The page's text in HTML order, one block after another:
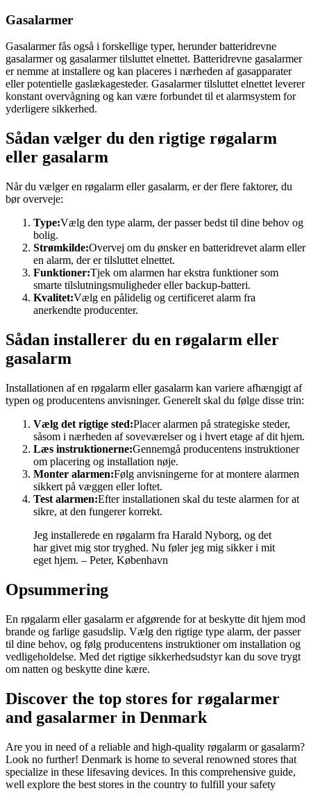
Gasalarmer
Gasalarmer fås også i forskellige typer, herunder batteridrevne
gasalarmer og gasalarmer tilsluttet elnettet. Batteridrevne gasalarmer
er nemme at installere og kan placeres i nærheden af gasapparater
eller potentielle gaslækagesteder. Gasalarmer tilsluttet elnettet leverer
konstant overvågning og kan være forbundet til et alarmsystem for
yderligere sikkerhed.
Sådan vælger du den rigtige røgalarm
eller gasalarm
Når du vælger en røgalarm eller gasalarm, er der flere faktorer, du
bør overveje:
Type:Vælg den type alarm, der passer bedst til dine behov og
bolig.
Strømkilde:Overvej om du ønsker en batteridrevet alarm eller
en alarm, der er tilsluttet elnettet.
Funktioner:Tjek om alarmen har ekstra funktioner som
smarte tilslutningsmuligheder eller backup-batteri.
Kvalitet:Vælg en pålidelig og certificeret alarm fra
anerkendte producenter.
Sådan installerer du en røgalarm eller
gasalarm
Installationen af en røgalarm eller gasalarm kan variere afhængigt af
typen og producentens anvisninger. Generelt skal du følge disse trin:
Vælg det rigtige sted:Placer alarmen på strategiske steder,
såsom i nærheden af soveværelser og i hvert etage af dit hjem.
Læs instruktionerne:Gennemgå producentens instruktioner
om placering og installation nøje.
Monter alarmen:Følg anvisningerne for at montere alarmen
sikkert på væggen eller loftet.
Test alarmen:Efter installationen skal du teste alarmen for at
sikre, at den fungerer korrekt.
Jeg installerede en røgalarm fra Harald Nyborg, og det
har givet mig stor tryghed. Nu føler jeg mig sikker i mit
eget hjem. – Peter, København
Opsummering
En røgalarm eller gasalarm er afgørende for at beskytte dit hjem mod
brande og farlige gasudslip. Vælg den rigtige type alarm, der passer
til dine behov, og følg producentens instruktioner om installation og
vedligeholdelse. Med det rigtige sikkerhedsudstyr kan du sove trygt
om natten og beskytte dine kære.
Discover the top stores for røgalarmer
and gasalarmer in Denmark
Are you in need of a reliable and high-quality røgalarm or gasalarm?
Look no further! Denmark is home to several renowned stores that
specialize in these lifesaving devices. In this comprehensive guide,
well explore the best stores in the country to fulfill your safety